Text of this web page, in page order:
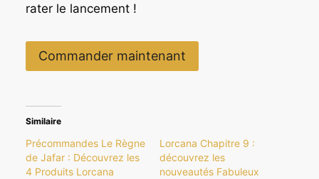
rater le lancement !
Commander maintenant
Similaire
Précommandes Le Règne
de Jafar : Découvrez les
4 Produits Lorcana
Lorcana Chapitre 9 :
découvrez les
nouveautés Fabuleux